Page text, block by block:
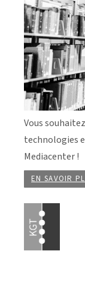
Vous
technologies
Mediacenter !
EN SAVOIR